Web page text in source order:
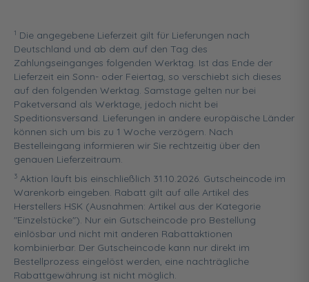
1 Die angegebene Lieferzeit gilt für Lieferungen nach
Deutschland und ab dem auf den Tag des
Zahlungseinganges folgenden Werktag. Ist das Ende der
Lieferzeit ein Sonn- oder Feiertag, so verschiebt sich dieses
auf den folgenden Werktag. Samstage gelten nur bei
Paketversand als Werktage, jedoch nicht bei
Speditionsversand. Lieferungen in andere europäische Länder
können sich um bis zu 1 Woche verzögern. Nach
Bestelleingang informieren wir Sie rechtzeitig über den
genauen Lieferzeitraum.
3 Aktion läuft bis einschließlich 31.10.2026. Gutscheincode im
Warenkorb eingeben. Rabatt gilt auf alle Artikel des
Herstellers HSK (Ausnahmen: Artikel aus der Kategorie
"Einzelstücke"). Nur ein Gutscheincode pro Bestellung
einlösbar und nicht mit anderen Rabattaktionen
kombinierbar. Der Gutscheincode kann nur direkt im
Bestellprozess eingelöst werden, eine nachträgliche
Rabattgewährung ist nicht möglich.